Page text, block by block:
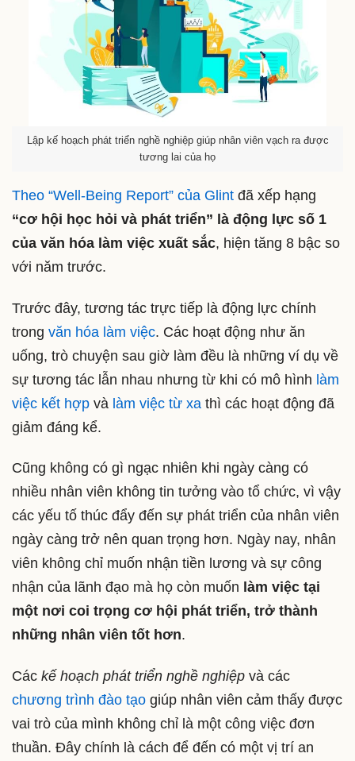
Lập kế hoạch phát triển nghề nghiệp giúp nhân viên vạch ra được
tương lai của họ
Theo “Well-Being Report” của Glint đã xếp hạng
“cơ hội học hỏi và phát triển” là động lực số 1
của văn hóa làm việc xuất sắc, hiện tăng 8 bậc so
với năm trước.
Trước đây, tương tác trực tiếp là động lực chính
trong văn hóa làm việc. Các hoạt động như ăn
uống, trò chuyện sau giờ làm đều là những ví dụ về
sự tương tác lẫn nhau nhưng từ khi có mô hình làm
việc kết hợp và làm việc từ xa thì các hoạt động đã
giảm đáng kể.
Cũng không có gì ngạc nhiên khi ngày càng có
nhiều nhân viên không tin tưởng vào tổ chức, vì vậy
các yếu tố thúc đẩy đến sự phát triển của nhân viên
ngày càng trở nên quan trọng hơn. Ngày nay, nhân
viên không chỉ muốn nhận tiền lương và sự công
nhận của lãnh đạo mà họ còn muốn làm việc tại
một nơi coi trọng cơ hội phát triển, trở thành
những nhân viên tốt hơn.
Các kế hoạch phát triển nghề nghiệp và các
chương trình đào tạo giúp nhân viên cảm thấy được
vai trò của mình không chỉ là một công việc đơn
thuần. Đây chính là cách để đến có một vị trí an